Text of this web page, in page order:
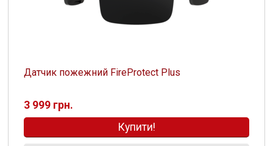
Датчик пожежний FireProtect Plus
3 999 грн.
Купити!